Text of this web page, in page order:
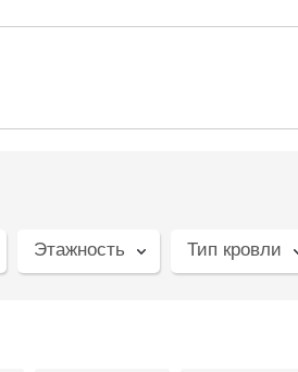
Этажность Тип кровли